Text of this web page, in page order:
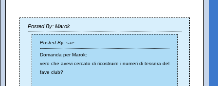
Posted By: Marok
Posted By: sae
Domanda per Marok:
vero che avevi cercato di ricostruire i numeri di tessera del
fave club?